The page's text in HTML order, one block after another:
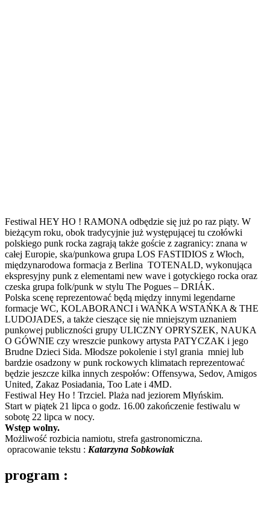
Festiwal HEY HO ! RAMONA odbędzie się już po raz piąty. W
bieżącym roku, obok tradycyjnie już występującej tu czołówki
polskiego punk rocka zagrają także goście z zagranicy: znana w
całej Europie, ska/punkowa grupa LOS FASTIDIOS z Włoch,
międzynarodowa formacja z Berlina TOTENALD, wykonująca
ekspresyjny punk z elementami new wave i gotyckiego rocka oraz
czeska grupa folk/punk w stylu The Pogues – DRIÁK.
Polska scenę reprezentować będą między innymi legendarne
formacje WC, KOLABORANCI i WAŃKA WSTAŃKA & THE
LUDOJADES, a także cieszące się nie mniejszym uznaniem
punkowej publiczności grupy ULICZNY OPRYSZEK, NAUKA
O GÓWNIE czy wreszcie punkowy artysta PATYCZAK i jego
Brudne Dzieci Sida. Młodsze pokolenie i styl grania mniej lub
bardzie osadzony w punk rockowych klimatach reprezentować
będzie jeszcze kilka innych zespołów: Offensywa, Sedov, Amigos
United, Zakaz Posiadania, Too Late i 4MD.
Festiwal Hey Ho ! Trzciel. Plaża nad jeziorem Młyńskim.
Start w piątek 21 lipca o godz. 16.00 zakończenie festiwalu w
sobotę 22 lipca w nocy.
Wstęp wolny.
Możliwość rozbicia namiotu, strefa gastronomiczna.
opracowanie tekstu : Katarzyna Sobkowiak
program :